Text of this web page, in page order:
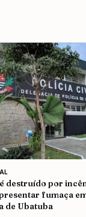
destruído por
fumaça
de Ubatuba